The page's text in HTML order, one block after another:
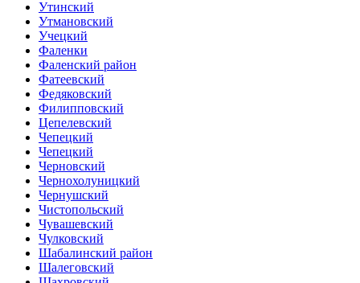
Утинский
Утмановский
Учецкий
Фаленки
Фаленский район
Фатеевский
Федяковский
Филипповский
Цепелевский
Чепецкий
Чепецкий
Черновский
Чернохолуницкий
Чернушский
Чистопольский
Чувашевский
Чулковский
Шабалинский район
Шалеговский